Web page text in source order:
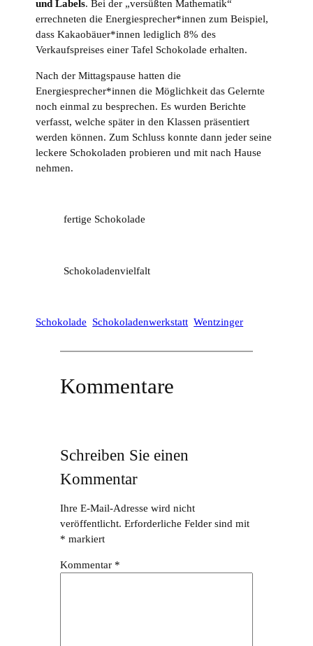
und Labels. Bei der „versüßten Mathematik“
errechneten die Energiesprecher*innen zum Beispiel,
dass Kakaobäuer*innen lediglich 8% des
Verkaufspreises einer Tafel Schokolade erhalten.
Nach der Mittagspause hatten die
Energiesprecher*innen die Möglichkeit das Gelernte
noch einmal zu besprechen. Es wurden Berichte
verfasst, welche später in den Klassen präsentiert
werden können. Zum Schluss konnte dann jeder seine
leckere Schokoladen probieren und mit nach Hause
nehmen.
fertige Schokolade
Schokoladenvielfalt
Schokolade Schokoladenwerkstatt Wentzinger
Kommentare
Schreiben Sie einen
Kommentar
Ihre E-Mail-Adresse wird nicht
veröffentlicht. Erforderliche Felder sind mit
* markiert
Kommentar *